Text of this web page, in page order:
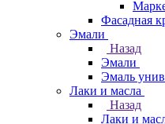
Фасадная
Эмали
Назад
Эмали
Эмаль
Лаки и масла
Назад
Лаки и